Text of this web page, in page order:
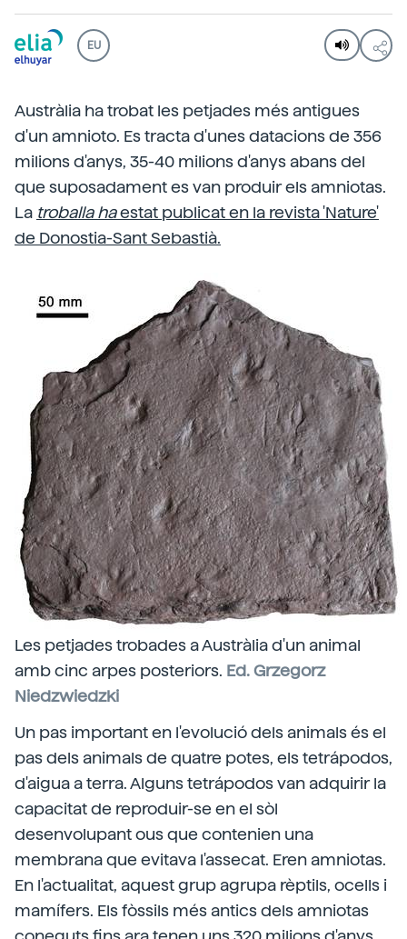
EU
Austràlia ha trobat les petjades més antigues
d'un amnioto. Es tracta d'unes datacions de 356
milions d'anys, 35-40 milions d'anys abans del
que suposadament es van produir els amniotas.
La troballa haestat publicat en la revista 'Nature'
de Donostia-Sant Sebastià.
Les petjades trobades a Austràlia d'un animal
amb cinc arpes posteriors. Ed. Grzegorz
Niedzwiedzki
Un pas important en l'evolució dels animals és el
pas dels animals de quatre potes, els tetrápodos,
d'aigua a terra. Alguns tetrápodos van adquirir la
capacitat de reproduir-se en el sòl
desenvolupant ous que contenien una
membrana que evitava l'assecat. Eren amniotas.
En l'actualitat, aquest grup agrupa rèptils, ocells i
mamífers. Els fòssils més antics dels amniotas